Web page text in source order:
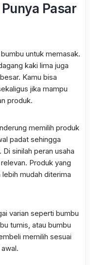
Pasar
untuk memasak.
kaki lima juga
Kamu bisa
jika mampu
produk.
memilih produk
padat sehingga
sinilah peran usaha
Produk yang
mudah diterima
varian seperti bumbu
tumis, atau bumbu
memilih sesuai